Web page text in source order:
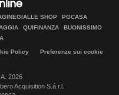
SHOP
PGCASA
QUIFINANZA
BUONISSIMO
Policy
Preferenze sui cookie
2026
Acquisition S.á r.l.